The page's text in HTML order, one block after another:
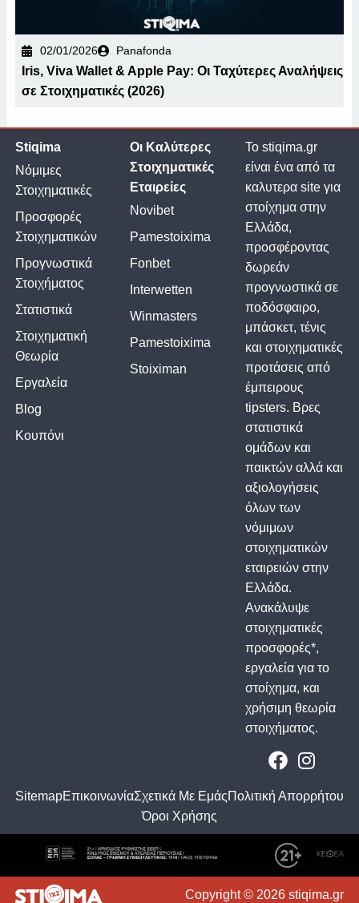
02/01/2026 Panafonda
Iris, Viva Wallet & Apple Pay: Οι Ταχύτερες Αναλήψεις
σε Στοιχηματικές (2026)
Stiqima
Νόμιμες
Στοιχηματικές
Προσφορές
Στοιχηματικών
Προγνωστικά
Στοιχήματος
Στατιστικά
Στοιχηματική
Θεωρία
Εργαλεία
Blog
Κουπόνι
Οι Καλύτερες
Στοιχηματικές
Εταιρείες
Novibet
Pamestoixima
Fonbet
Interwetten
Winmasters
Pamestoixima
Stoiximan
Το stiqima.gr
είναι ένα από τα
καλυτερα site για
στοίχημα στην
Ελλάδα,
προσφέροντας
δωρεάν
προγνωστικά σε
ποδόσφαιρο,
μπάσκετ, τένις
και στοιχηματικές
προτάσεις από
έμπειρους
tipsters. Βρες
στατιστικά
ομάδων και
παικτών αλλά και
αξιολογήσεις
όλων των
νόμιμων
στοιχηματικών
εταιρειών στην
Ελλάδα.
Ανακάλυψε
στοιχηματικές
προσφορές*,
εργαλεία για το
στοίχημα, και
χρήσιμη θεωρία
στοιχήματος.
SitemapΕπικοινωνίαΣχετικά Με ΕμάςΠολιτική Απορρήτου
Όροι Χρήσης
Copyright © 2026 stiqima.gr